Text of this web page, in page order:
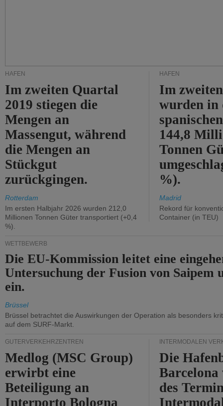
HÄFEN
Im zweiten Quartal
2019 stiegen die
Mengen an
Massengut, während
die Mengen an
Stückgut
zurückgingen.
Rotterdam
Im ersten Halbjahr 2026 wurden 212,0
Millionen Tonnen Güter transportiert (+0,4
%).
HÄFEN
Im
wurden in
144,8
Tonnen
%).
Madrid
Rekord für
Container (in TEU)
WETTBEWERB
Die EU-Kommission leitet eine
Untersuchung der Fusion von Saipem
ein.
Brüssel
Brüssel betrachtet die Auswirkungen der Operation als besonders
auf dem SURF-Markt.
GÜTERVERKEHRZENTREN
Medlog (MSC Group)
erwirbt eine
Beteiligung an
Interporto Bologna
INTERMODALEN
Die
des